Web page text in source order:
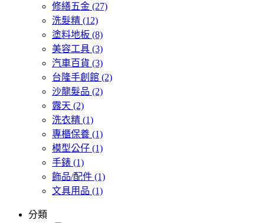
修繕五金 (27)
洗髮精 (12)
塗料地板 (8)
美容工具 (3)
汽車百貨 (3)
台隆手創館 (2)
沙龍髮品 (2)
露天 (2)
洗衣精 (1)
專櫃保養 (1)
模型公仔 (1)
手錶 (1)
飾品/配件 (1)
文具用品 (1)
分類